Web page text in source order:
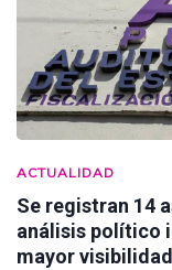
ACTUALIDAD
Se registran 14
análisis político
mayor visibilidad